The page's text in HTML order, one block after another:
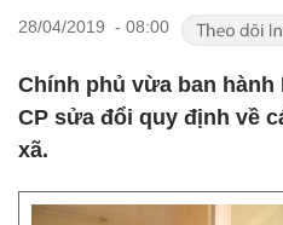
28/04/2019 - 08:00
Chính phủ vừa ban hành
CP sửa đổi quy định về
xã.